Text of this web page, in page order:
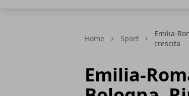
Home Sport
Emilia-
crescita
Emilia-